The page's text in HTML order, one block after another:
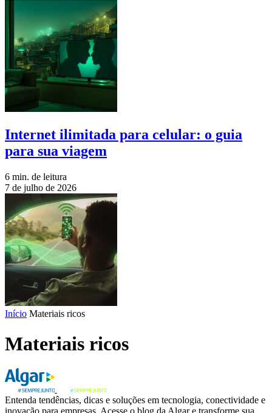
Internet ilimitada para celular: o guia
para sua viagem
6 min. de leitura
7 de julho de 2026
Início Materiais ricos
Materiais ricos
Entenda tendências, dicas e soluções em tecnologia, conectividade e